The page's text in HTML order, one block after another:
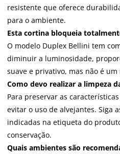
resistente que oferece
para o ambiente.
Esta cortina bloqueia
O modelo Duplex Bellini tem
diminuir a luminosidade,
suave e privativo, mas não é
Como devo realizar a limpeza
Para preservar as
evitar o uso de alvejantes. Siga
indicadas na etiqueta do
conservação.
Quais ambientes são